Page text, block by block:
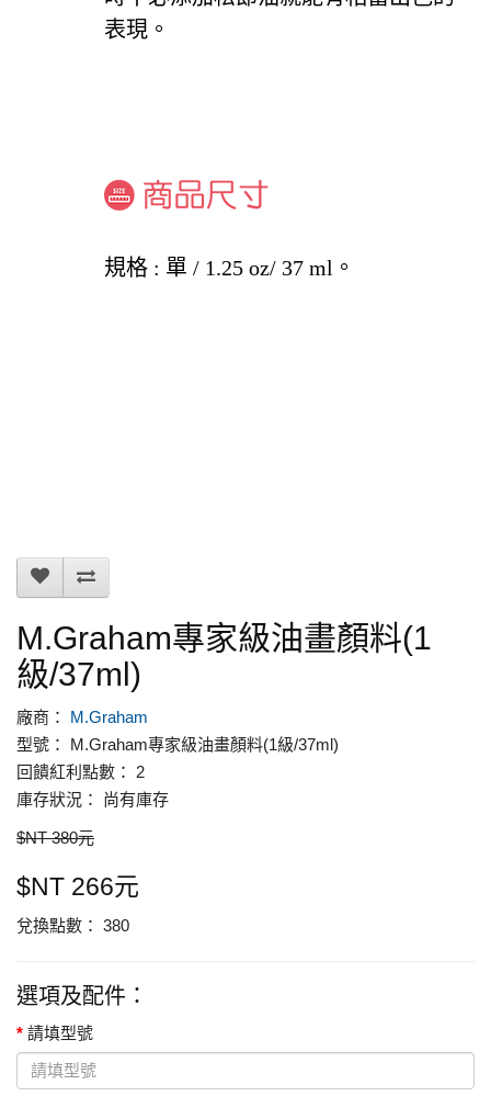
表現。
規格 : 單 / 1.25 oz/ 37 ml。
M.Graham專家級油畫顏料(1
級/37ml)
廠商： M.Graham
型號： M.Graham專家級油畫顏料(1級/37ml)
回饋紅利點數： 2
庫存狀況： 尚有庫存
$NT 380元
$NT 266元
兌換點數： 380
選項及配件：
請填型號